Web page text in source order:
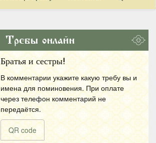
Требы онлайн
Братья и сестры!
В комментарии укажите какую требу вы и
имена для поминовения. При оплате
через телефон комментарий не
передаётся.
QR code